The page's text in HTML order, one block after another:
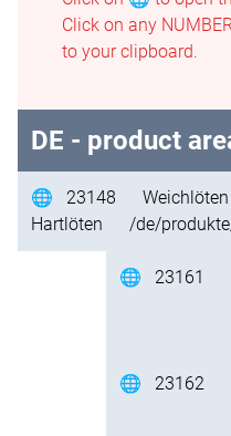
Click on any
to your clipboard.
DE - product
🌐 23148
Hartlöten
/de/
🌐 23161
🌐 23162